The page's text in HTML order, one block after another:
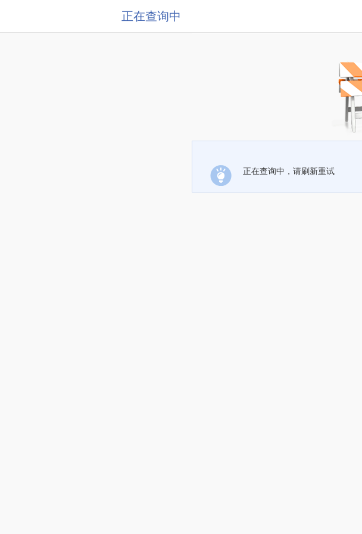
正在查询中
正在查询中，请刷新重试